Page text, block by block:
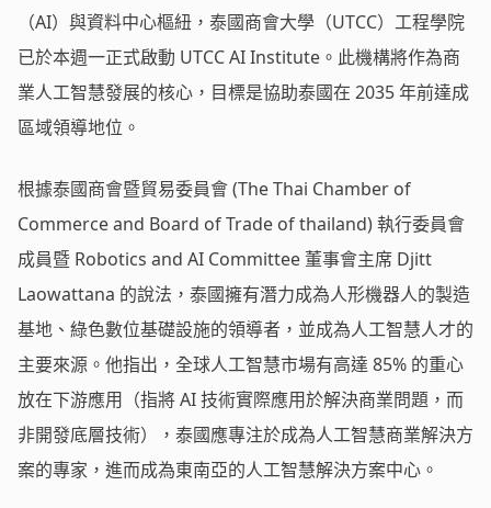
（AI）與資料中心樞紐，泰國商會大學（UTCC）工程學院
已於本週一正式啟動 UTCC AI Institute。此機構將作為商
業人工智慧發展的核心，目標是協助泰國在 2035 年前達成
區域領導地位。
根據泰國商會暨貿易委員會 (The Thai Chamber of
Commerce and Board of Trade of thailand) 執行委員會
成員暨 Robotics and AI Committee 董事會主席 Djitt
Laowattana 的說法，泰國擁有潛力成為人形機器人的製造
基地、綠色數位基礎設施的領導者，並成為人工智慧人才的
主要來源。他指出，全球人工智慧市場有高達 85% 的重心
放在下游應用（指將 AI 技術實際應用於解決商業問題，而
非開發底層技術），泰國應專注於成為人工智慧商業解決方
案的專家，進而成為東南亞的人工智慧解決方案中心。